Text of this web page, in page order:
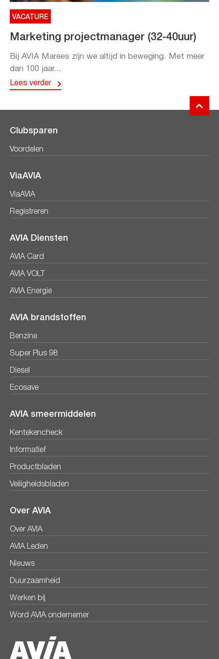
VACATURE
Marketing projectmanager (32-40uur)
Bij AVIA Marees zijn we altijd in beweging. Met meer
dan 100 jaar...
Lees verder
Clubsparen
Voordelen
ViaAVIA
ViaAVIA
Registreren
AVIA Diensten
AVIA Card
AVIA VOLT
AVIA Energie
AVIA brandstoffen
Benzine
Super Plus 98
Diesel
Ecosave
AVIA smeermiddelen
Kentekencheck
Informatief
Productbladen
Veiligheidsbladen
Over AVIA
Over AVIA
AVIA Leden
Nieuws
Duurzaamheid
Werken bij
Word AVIA ondernemer